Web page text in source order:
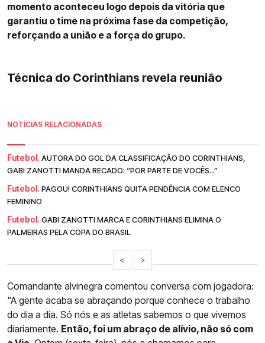
momento aconteceu logo depois da vitória que
garantiu o time na próxima fase da competição,
reforçando a união e a força do grupo.
Técnica do Corinthians revela reunião
NOTÍCIAS RELACIONADAS
Futebol. AUTORA DO GOL DA CLASSIFICAÇÃO DO CORINTHIANS,
GABI ZANOTTI MANDA RECADO: “POR PARTE DE VOCÊS...”
Futebol. PAGOU! CORINTHIANS QUITA PENDÊNCIA COM ELENCO
FEMININO
Futebol. GABI ZANOTTI MARCA E CORINTHIANS ELIMINA O
PALMEIRAS PELA COPA DO BRASIL
< >
Comandante alvinegra comentou conversa com jogadora:
"A gente acaba se abraçando porque conhece o trabalho
do dia a dia. Só nós e as atletas sabemos o que vivemos
diariamente. Então, foi um abraço de alívio, não só com